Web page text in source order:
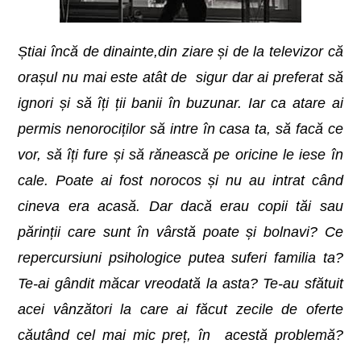
Știai încă de dinainte,din ziare și de la televizor că
orașul nu mai este atât de sigur dar ai preferat să
ignori și să îți ții banii în buzunar. Iar ca atare ai
permis nenorociților să intre în casa ta, să facă ce
vor, să îți fure și să rănească pe oricine le iese în
cale. Poate ai fost norocos și nu au intrat când
cineva era acasă. Dar dacă erau copii tăi sau
părinții care sunt în vârstă poate și bolnavi? Ce
repercursiuni psihologice putea suferi familia ta?
Te-ai gândit măcar vreodată la asta? Te-au sfătuit
acei vânzători la care ai făcut zecile de oferte
căutând cel mai mic preț, în acestă problemă?